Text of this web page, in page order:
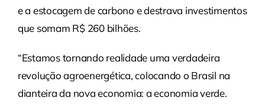
e a estocagem de carbono e destrava investimentos
que somam R$ 260 bilhões.
“Estamos tornando realidade uma verdadeira
revolução agroenergética, colocando o Brasil na
dianteira da nova economia: a economia verde.